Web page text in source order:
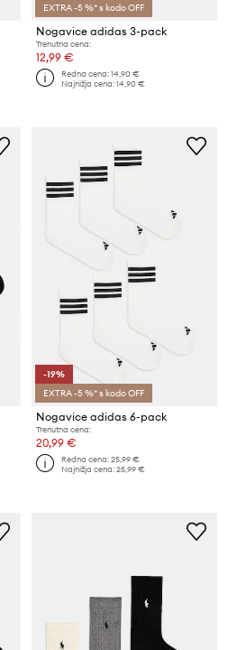
EXTRA -5 %* s kodo OFF
Nogavice adidas 3-pack
Trenutna cena:
12,99 €
Redna cena:14,90 €
Najnižja cena:14,90 €
-19%
EXTRA -5 %* s kodo OFF
Nogavice adidas 6-pack
Trenutna cena:
20,99 €
Redna cena:25,99 €
Najnižja cena:25,99 €